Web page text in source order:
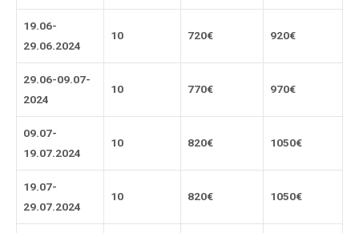
19.06-
29.06.2024
10 720€ 920€
29.06-09.07-
2024
10 770€ 970€
09.07-
19.07.2024
10 820€ 1050€
19.07-
29.07.2024
10 820€ 1050€